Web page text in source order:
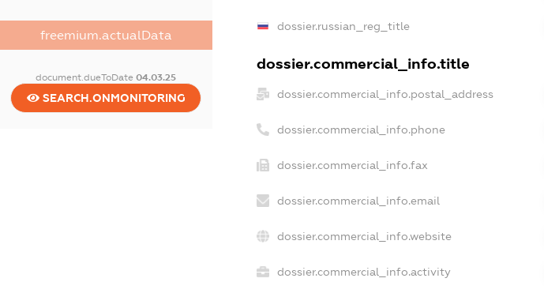
freemium.actualData
document.dueToDate04.03.25
SEARCH.ONMONITORING
dossier.russian_reg_title
dossier.commercial_info.title
dossier.commercial_info.postal_address
dossier.commercial_info.phone
dossier.commercial_info.fax
dossier.commercial_info.email
dossier.commercial_info.website
dossier.commercial_info.activity